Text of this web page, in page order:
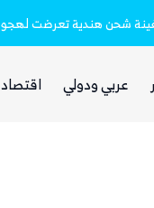
عربي ودولي اقتصاد